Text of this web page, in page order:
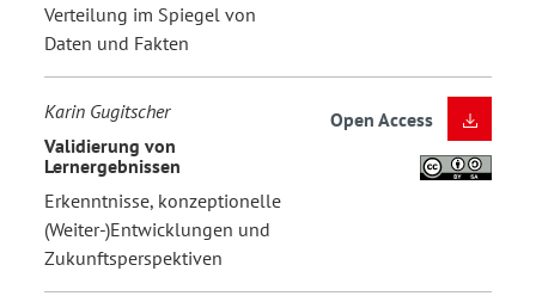
Verteilung im Spiegel von
Daten und Fakten
Karin Gugitscher
Validierung von
Lernergebnissen
Erkenntnisse, konzeptionelle
(Weiter-)Entwicklungen und
Zukunftsperspektiven
Open Access